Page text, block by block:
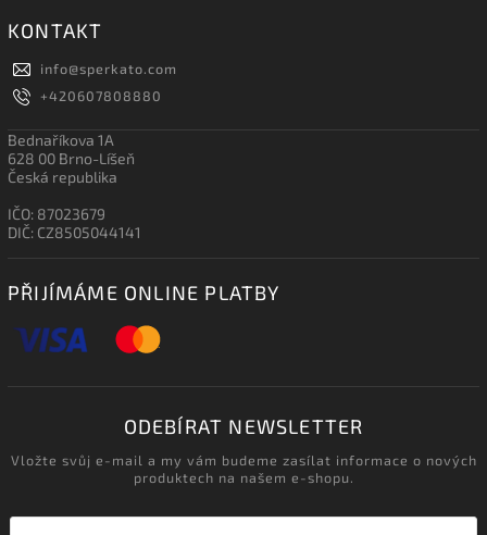
KONTAKT
info@sperkato.com
+420607808880
Bednaříkova 1A
628 00 Brno-Líšeň
Česká republika
IČO: 87023679
DIČ: CZ8505044141
PŘIJÍMÁME ONLINE PLATBY
ODEBÍRAT NEWSLETTER
Vložte svůj e-mail a my vám budeme zasílat informace o nových
produktech na našem e-shopu.